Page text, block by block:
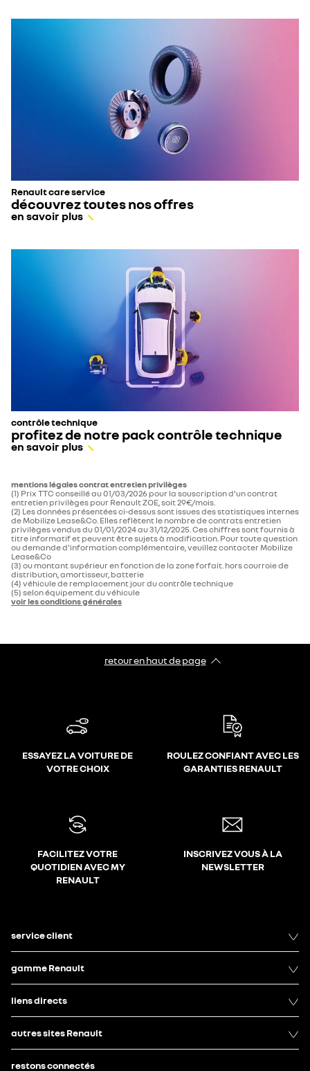
Renault care service
découvrez toutes nos offres
en savoir plus
contrôle technique
profitez de notre pack contrôle technique
en savoir plus
mentions légales contrat entretien privilèges
(1) Prix TTC conseillé au 01/03/2026 pour la souscription d’un contrat
entretien privilèges pour Renault ZOE, soit 29€/mois.
(2) Les données présentées ci-dessus sont issues des statistiques internes
de Mobilize Lease&Co. Elles reflètent le nombre de contrats entretien
privilèges vendus du 01/01/2024 au 31/12/2025. Ces chiffres sont fournis à
titre informatif et peuvent être sujets à modification. Pour toute question
ou demande d'information complémentaire, veuillez contacter Mobilize
Lease&Co
(3) ou montant supérieur en fonction de la zone forfait. hors courroie de
distribution, amortisseur, batterie
(4) véhicule de remplacement jour du contrôle technique
(5) selon équipement du véhicule
voir les conditions générales
retour en haut de page​
ESSAYEZ LA VOITURE DE
VOTRE CHOIX
ROULEZ CONFIANT AVEC LES
GARANTIES RENAULT
FACILITEZ VOTRE
QUOTIDIEN AVEC MY
RENAULT
INSCRIVEZ VOUS À LA
NEWSLETTER
service client
gamme Renault
liens directs
autres sites Renault
restons connectés